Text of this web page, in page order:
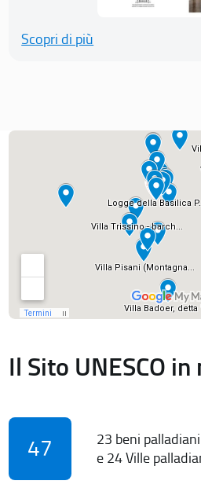
Scopri di più
Il Sito UNESCO
47
23 beni
e 24 Ville